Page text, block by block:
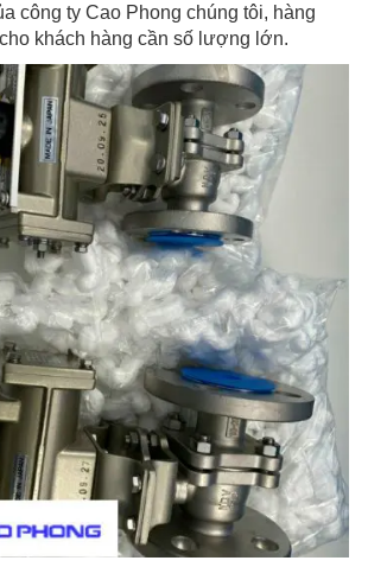
công ty Cao Phong chúng tôi, hàng
khách hàng cần số lượng lớn.